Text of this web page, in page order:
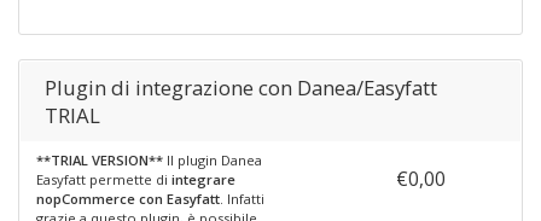
Plugin di integrazione con Danea/Easyfatt
TRIAL
**TRIAL VERSION** Il plugin Danea
Easyfatt permette di integrare
nopCommerce con Easyfatt. Infatti
€0,00